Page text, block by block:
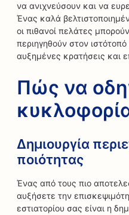
να ανιχνεύσουν και να
Ένας καλά
οι πιθανοί πελάτες
περιηγηθούν στον
αυξημένες κρατήσεις και
Πώς να
Δημιουργία
ποιότητας
Ένας από τους πιο
αυξήσετε την
εστιατορίου σας είναι η